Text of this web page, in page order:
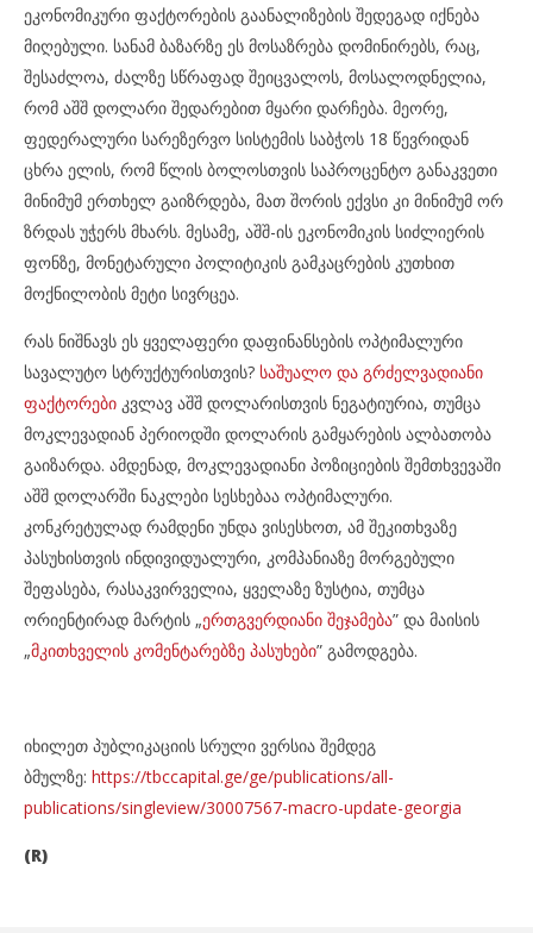
ეკონომიკური ფაქტორების გაანალიზების შედეგად იქნება
მიღებული. სანამ ბაზარზე ეს მოსაზრება დომინირებს, რაც,
შესაძლოა, ძალზე სწრაფად შეიცვალოს, მოსალოდნელია,
რომ აშშ დოლარი შედარებით მყარი დარჩება. მეორე,
ფედერალური სარეზერვო სისტემის საბჭოს 18 წევრიდან
ცხრა ელის, რომ წლის ბოლოსთვის საპროცენტო განაკვეთი
მინიმუმ ერთხელ გაიზრდება, მათ შორის ექვსი კი მინიმუმ ორ
ზრდას უჭერს მხარს. მესამე, აშშ-ის ეკონომიკის სიძლიერის
ფონზე, მონეტარული პოლიტიკის გამკაცრების კუთხით
მოქნილობის მეტი სივრცეა.
რას ნიშნავს ეს ყველაფერი დაფინანსების ოპტიმალური
სავალუტო სტრუქტურისთვის? საშუალო და გრძელვადიანი
ფაქტორები კვლავ აშშ დოლარისთვის ნეგატიურია, თუმცა
მოკლევადიან პერიოდში დოლარის გამყარების ალბათობა
გაიზარდა. ამდენად, მოკლევადიანი პოზიციების შემთხვევაში
აშშ დოლარში ნაკლები სესხებაა ოპტიმალური.
კონკრეტულად რამდენი უნდა ვისესხოთ, ამ შეკითხვაზე
პასუხისთვის ინდივიდუალური, კომპანიაზე მორგებული
შეფასება, რასაკვირველია, ყველაზე ზუსტია, თუმცა
ორიენტირად მარტის „ერთგვერდიანი შეჯამება” და მაისის
„მკითხველის კომენტარებზე პასუხები” გამოდგება.
იხილეთ პუბლიკაციის სრული ვერსია შემდეგ
ბმულზე: https://tbccapital.ge/ge/publications/all-
publications/singleview/30007567-macro-update-georgia
(R)